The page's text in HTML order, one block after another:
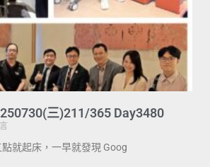
三)211/365 Day3480
就起床，一早就發現 Goog